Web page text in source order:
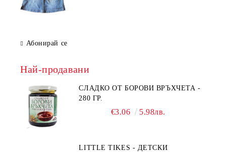
Абонирай се
Най-продавани
СЛАДКО ОТ БОРОВИ ВРЪХЧЕТА -
280 ГР.
€3.06 5.98лв.
LITTLE TIKES - ДЕТСКИ